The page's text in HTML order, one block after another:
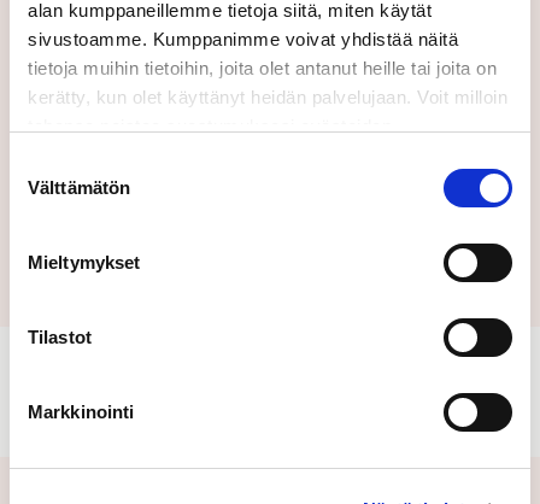
alan kumppaneillemme tietoja siitä, miten käytät
sivustoamme. Kumppanimme voivat yhdistää näitä
tietoja muihin tietoihin, joita olet antanut heille tai joita on
kerätty, kun olet käyttänyt heidän palvelujaan. Voit milloin
valinta
Välttämätön
Mieltymykset
Tilastot
Markkinointi
Lähettämällä tämän lomakkeen hyväksyt
käyttöehtomme.